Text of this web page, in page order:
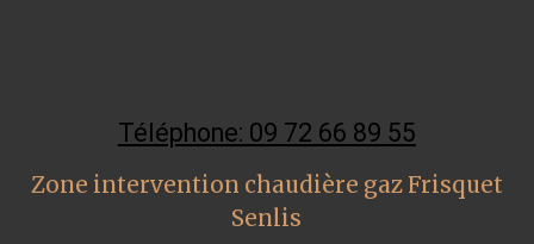
Téléphone: 09 72 66 89 55
Zone intervention chaudière gaz Frisquet
Senlis